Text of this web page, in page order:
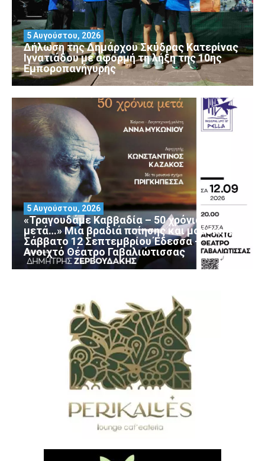
Δήλωση της Δημάρχου Σκύδρας Κατερίνας
Ιγνατιάδου με αφορμή τη λήξη της 10ης
Εμποροπανήγυρης
5 Αυγούστου, 2026
«Τραγουδάμε Καββαδία – 50 χρόνια
μετά…» Μια βραδιά ποίησης και μουσικής
Σάββατο 12 Σεπτεμβρίου Έδεσσα –
Ανοιχτό Θέατρο Γαβαλιώτισσας
5 Αυγούστου, 2026